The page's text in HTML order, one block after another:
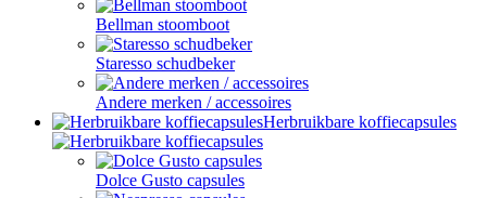
Bellman stoomboot
Staresso schudbeker
Andere merken / accessoires
Herbruikbare koffiecapsules
Dolce Gusto capsules